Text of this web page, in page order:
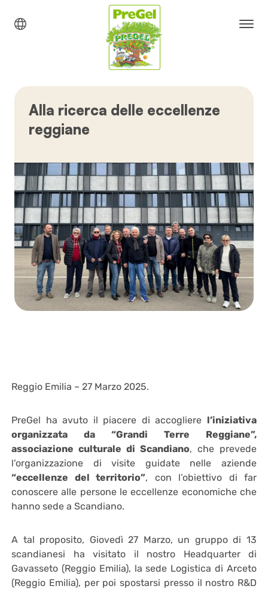
Alla ricerca delle eccellenze
reggiane
Reggio Emilia – 27 Marzo 2025.
PreGel ha avuto il piacere di accogliere l’iniziativa
organizzata da “Grandi Terre Reggiane”,
associazione culturale di Scandiano, che prevede
l’organizzazione di visite guidate nelle aziende
“eccellenze del territorio”, con l’obiettivo di far
conoscere alle persone le eccellenze economiche che
hanno sede a Scandiano.
A tal proposito, Giovedì 27 Marzo, un gruppo di 13
scandianesi ha visitato il nostro Headquarter di
Gavasseto (Reggio Emilia), la sede Logistica di Arceto
(Reggio Emilia), per poi spostarsi presso il nostro R&D